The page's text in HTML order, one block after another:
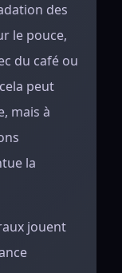
des
le pouce,
du café ou
peut
mais à
la
jouent